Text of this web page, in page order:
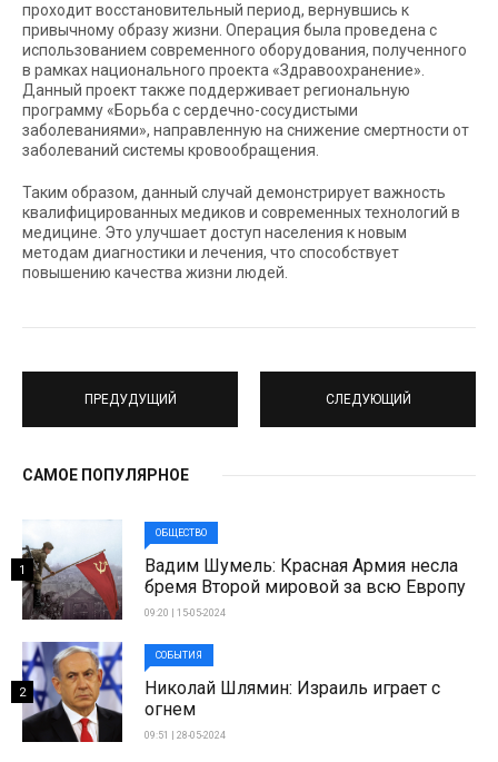
проходит восстановительный период, вернувшись к
привычному образу жизни. Операция была проведена с
использованием современного оборудования, полученного
в рамках национального проекта «Здравоохранение».
Данный проект также поддерживает региональную
программу «Борьба с сердечно-сосудистыми
заболеваниями», направленную на снижение смертности от
заболеваний системы кровообращения.
Таким образом, данный случай демонстрирует важность
квалифицированных медиков и современных технологий в
медицине. Это улучшает доступ населения к новым
методам диагностики и лечения, что способствует
повышению качества жизни людей.
ПРЕДУДУЩИЙ СЛЕДУЮЩИЙ
САМОЕ ПОПУЛЯРНОЕ
ОБЩЕСТВО
Вадим Шумель: Красная Армия несла
бремя Второй мировой за всю Европу
09:20 | 15-05-2024
1
СОБЫТИЯ
Николай Шлямин: Израиль играет с
огнем
09:51 | 28-05-2024
2